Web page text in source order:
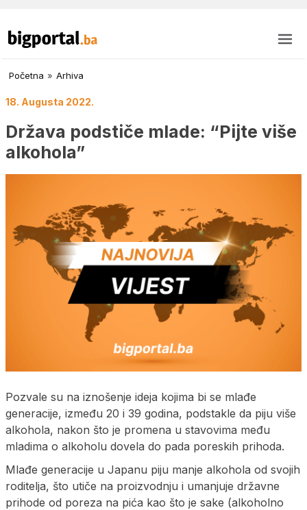
Početna » Arhiva
18. Augusta 2022.
Država podstiče mlade: “Pijte više
alkohola”
Pozvale su na iznošenje ideja kojima bi se mlađe
generacije, između 20 i 39 godina, podstakle da piju više
alkohola, nakon što je promena u stavovima među
mladima o alkoholu dovela do pada poreskih prihoda.
Mlađe generacije u Japanu piju manje alkohola od svojih
roditelja, što utiče na proizvodnju i umanjuje državne
prihode od poreza na pića kao što je sake (alkoholno